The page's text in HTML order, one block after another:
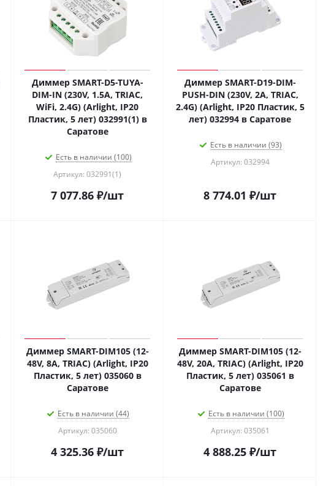
Диммер SMART-D5-TUYA-
DIM-IN (230V, 1.5A, TRIAC,
WiFi, 2.4G) (Arlight, IP20
Пластик, 5 лет) 032991(1) в
Саратове
Есть в наличии (100)
Артикул: 032991(1)
7 077.86 ₽/шт
Диммер SMART-D19-DIM-
PUSH-DIN (230V, 2A, TRIAC,
2.4G) (Arlight, IP20 Пластик, 5
лет) 032994 в Саратове
Есть в наличии (93)
Артикул: 032994
8 774.01 ₽/шт
Диммер SMART-DIM105 (12-
48V, 8A, TRIAC) (Arlight, IP20
Пластик, 5 лет) 035060 в
Саратове
Есть в наличии (44)
Артикул: 035060
4 325.36 ₽/шт
Диммер SMART-DIM105 (12-
48V, 20A, TRIAC) (Arlight, IP20
Пластик, 5 лет) 035061 в
Саратове
Есть в наличии (100)
Артикул: 035061
4 888.25 ₽/шт